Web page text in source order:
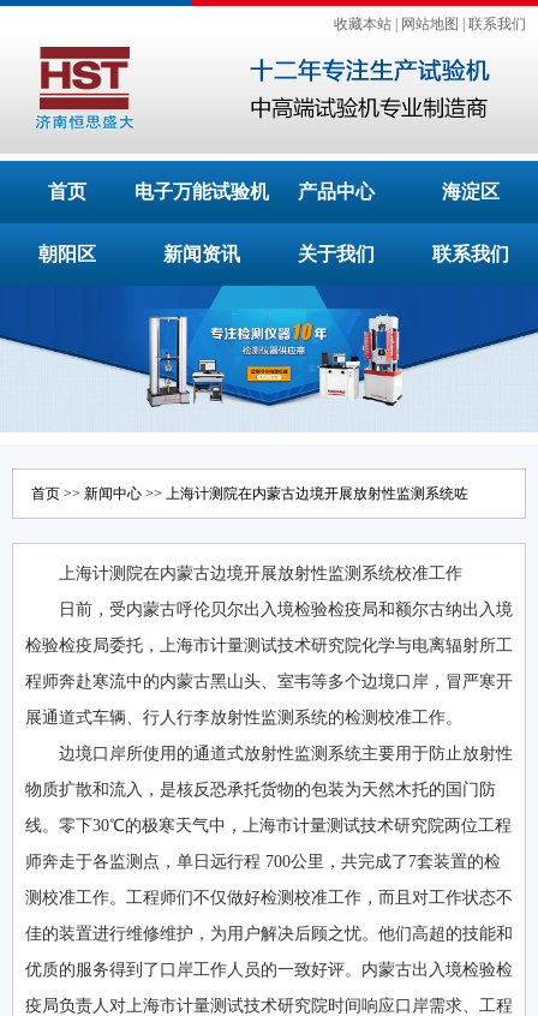
收藏本站 网站地图 联系我们
首页 电子万能试验机 产品中心 海淀区
朝阳区 新闻资讯 关于我们 联系我们
首页 >> 新闻中心 >> 上海计测院在内蒙古边境开展放射性监测系统咗
上海计测院在内蒙古边境开展放射性监测系统校准工作
日前，受内蒙古呼伦贝尔出入境检验检疫局和额尔古纳出入境
检验检疫局委托，上海市计量测试技术研究院化学与电离辐射所工
程师奔赴寒流中的内蒙古黑山头、室韦等多个边境口岸，冒严寒开
展通道式车辆、行人行李放射性监测系统的检测校准工作。
边境口岸所使用的通道式放射性监测系统主要用于防止放射性
物质扩散和流入，是核反恐承托货物的包装为天然木托的国门防
线。零下30℃的极寒天气中，上海市计量测试技术研究院两位工程
师奔走于各监测点，单日远行程 700公里，共完成了7套装置的检
测校准工作。工程师们不仅做好检测校准工作，而且对工作状态不
佳的装置进行维修维护，为用户解决后顾之忧。他们高超的技能和
优质的服务得到了口岸工作人员的一致好评。内蒙古出入境检验检
疫局负责人对上海市计量测试技术研究院时间响应口岸需求、工程